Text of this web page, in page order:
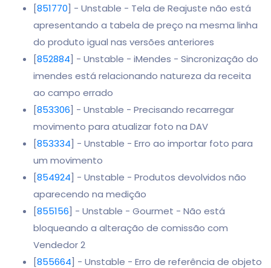
[851770] - Unstable - Tela de Reajuste não está
apresentando a tabela de preço na mesma linha
do produto igual nas versões anteriores
[852884] - Unstable - iMendes - Sincronização do
imendes está relacionando natureza da receita
ao campo errado
[853306] - Unstable - Precisando recarregar
movimento para atualizar foto na DAV
[853334] - Unstable - Erro ao importar foto para
um movimento
[854924] - Unstable - Produtos devolvidos não
aparecendo na medição
[855156] - Unstable - Gourmet - Não está
bloqueando a alteração de comissão com
Vendedor 2
[855664] - Unstable - Erro de referência de objeto